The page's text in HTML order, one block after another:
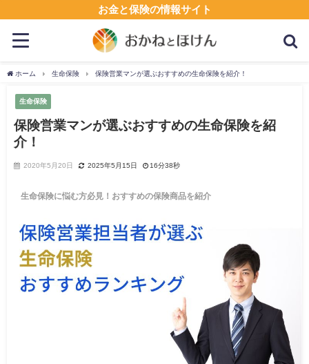
お金と保険の情報サイト
ホーム 生命保険 保険営業マンが選ぶおすすめの生命保険を紹介！
生命保険
保険営業マンが選ぶおすすめの生命保険を紹
介！
2020年5月20日 2025年5月15日 16分38秒
生命保険に悩む方必見！おすすめの保険商品を紹介